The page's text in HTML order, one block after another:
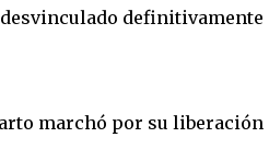
definitivamente
marchó por su liberación